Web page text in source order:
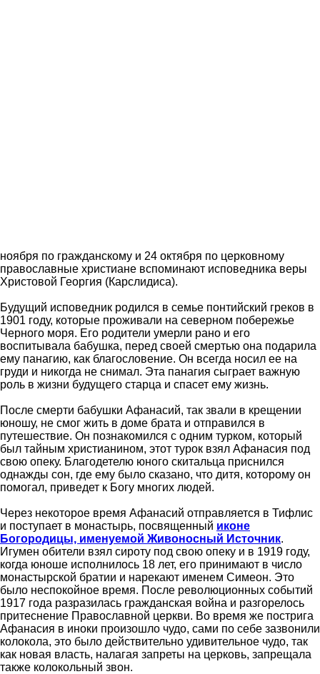
ноября по гражданскому и 24 октября по церковному
православные христиане вспоминают исповедника веры
Христовой Георгия (Карслидиса).
Будущий исповедник родился в семье понтийский греков в
1901 году, которые проживали на северном побережье
Черного моря. Его родители умерли рано и его
воспитывала бабушка, перед своей смертью она подарила
ему панагию, как благословение. Он всегда носил ее на
груди и никогда не снимал. Эта панагия сыграет важную
роль в жизни будущего старца и спасет ему жизнь.
После смерти бабушки Афанасий, так звали в крещении
юношу, не смог жить в доме брата и отправился в
путешествие. Он познакомился с одним турком, который
был тайным христианином, этот турок взял Афанасия под
свою опеку. Благодетелю юного скитальца приснился
однажды сон, где ему было сказано, что дитя, которому он
помогал, приведет к Богу многих людей.
Через некоторое время Афанасий отправляется в Тифлис
и поступает в монастырь, посвященный иконе
Богородицы, именуемой Живоносный Источник.
Игумен обители взял сироту под свою опеку и в 1919 году,
когда юноше исполнилось 18 лет, его принимают в число
монастырской братии и нарекают именем Симеон. Это
было неспокойное время. После революционных событий
1917 года разразилась гражданская война и разгорелось
притеснение Православной церкви. Во время же пострига
Афанасия в иноки произошло чудо, сами по себе зазвонили
колокола, это было действительно удивительное чудо, так
как новая власть, налагая запреты на церковь, запрещала
также колокольный звон.